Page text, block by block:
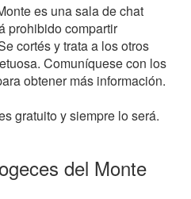
es una sala de chat
prohibido compartir
cortés y trata a los otros
Comuníquese con los
obtener más información.
gratuito y siempre lo será.
del Monte